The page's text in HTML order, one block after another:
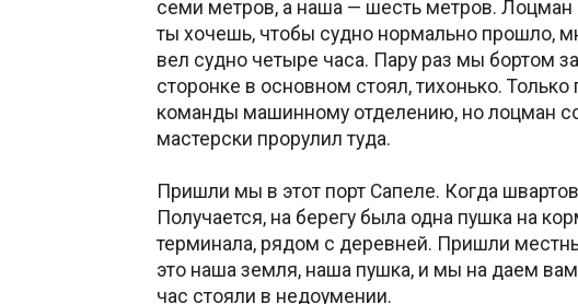
семи метров, а наша — шесть метров. Лоцман
ты хочешь, чтобы судно нормально прошло,
вел судно четыре часа. Пару раз мы бортом
сторонке в основном стоял, тихонько.
команды машинному отделению, но лоцман
мастерски прорулил туда.
Пришли мы в этот порт Сапеле. Когда
Получается, на берегу была одна пушка на
терминала, рядом с деревней. Пришли
это наша земля, наша пушка, и мы на даем
час стояли в недоумении.